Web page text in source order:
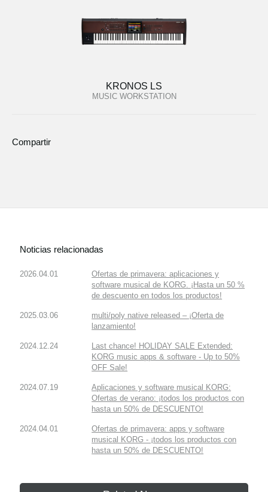
KRONOS LS
MUSIC WORKSTATION
Compartir
Noticias relacionadas
2026.04.01
Ofertas de primavera: aplicaciones y
software musical de KORG. ¡Hasta un 50 %
de descuento en todos los productos!
2025.03.06
multi/poly native released – ¡Oferta de
lanzamiento!
2024.12.24
Last chance! HOLIDAY SALE Extended:
KORG music apps & software - Up to 50%
OFF Sale!
2024.07.19
Aplicaciones y software musical KORG:
Ofertas de verano: ¡todos los productos con
hasta un 50% de DESCUENTO!
2024.04.01
Ofertas de primavera: apps y software
musical KORG - ¡todos los productos con
hasta un 50% de DESCUENTO!